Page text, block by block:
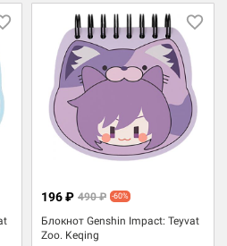
Блокнот Genshin Impact: Teyvat
Zoo. Keqing
196 ₽ 490 ₽ -60%